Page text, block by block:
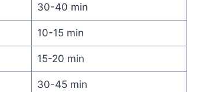
30-40 min
10-15 min
15-20 min
30-45 min